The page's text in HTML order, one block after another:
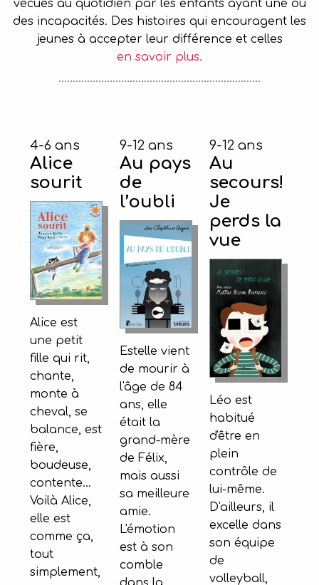
vécues au quotidien par les enfants ayant une ou
des incapacités. Des histoires qui encouragent les
jeunes à accepter leur différence et celles
en savoir plus.
4-6 ans
Alice
sourit
Alice est
une petit
fille qui rit,
chante,
monte à
cheval, se
balance, est
fière,
boudeuse,
contente...
Voilà Alice,
elle est
comme ça,
tout
simplement,
9-12 ans
Au pays
de
l’oubli
Estelle vient
de mourir à
l'âge de 84
ans, elle
était la
grand-mère
de Félix,
mais aussi
sa meilleure
amie.
L'émotion
est à son
comble
9-12 ans
Au
secours!
Je
perds la
vue
Léo est
habitué
d'être en
plein
contrôle de
lui-même.
D'ailleurs, il
excelle dans
son équipe
de
volleyball,